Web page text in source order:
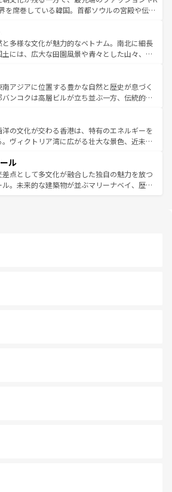
トラリアの多彩な魅力を存分に味わいつくそ
い。
してくれる。また、奥深い台湾の食文化も魅
評判のスイーツなど、バラエティ豊かな料理
が味わえる。 なお、新着の台湾情報は コンテンツ一覧を参
い。
を席巻している韓国。首都ソウルの宮殿や伝統
を延ばせば四季折々の自然美を楽しむことが
して、キムチや焼肉、絶品のストリートフード
ざまな韓国料理が待っている。夜には、韓国な
れながら、韓国の多彩な魅力を心ゆくまで味
わってみてほしい。 なお、新着の韓国情報はコンテンツ一
てほしい。
と多様な文化が魅力的なベトナム。南北に細長
土には、広大な田園風景や青々とした山々、世
共に伝統が息づく。ハノイの古い町並みやホ
のフランス統治時代の建物も、独特の雰囲気を
いる。また、バラエティの豊かさとおいしさで
やバインミー、ベトナムコーヒーなどは、ぜ
わいたい。どの地域を訪れてもあたたかい人々
迎えてくれるので、きっと忘れられない旅にな
い。
南アジアに位置する豊かな自然と歴史が息づく
バンコクは高層ビルが立ち並ぶ一方、伝統的な
している。北部ではチェンマイなどの山岳地
触れ合い、南部ではプーケットやクラビの美し
リゾート気分を楽しむことができる。タイ料理
は一年中温暖で、どの季節にも異なる楽しみ
る。親しみやすいタイの人々、仏教を中心とし
して多様な観光資源が、訪れる旅人を魅了し続
洋の文化が交わる香港は、特有のエネルギーを
。ヴィクトリア湾に広がる壮大な景色、近未来
れても感動するはず。観光スポットが密集し
率よく見どころを回れるのも魅力。息をのむよ
ら文化的な体験まで、香港を存分に楽しみ尽く
ル
差点として多文化が融合した独自の魅力を放つ
ル。未来的な建築物が並ぶマリーナベイ、歴史
ズは地元の風情を楽しめる外せないスポット